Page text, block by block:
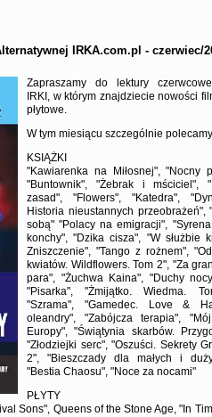
IRKA.com.pl - czerwiec/
Zapraszamy do lektury
IRKI, w którym znajdziecie nowości
płytowe.
W tym miesiącu szczególnie
KSIĄŻKI
"Kawiarenka na Miłosnej", "Nocny
"Buntownik", "Żebrak i mściciel",
zasad", "Flowers", "Katedra",
Historia nieustannych przeobrażeń",
sobą" "Polacy na emigracji",
konchy", "Dzika cisza", "W służbie
Zniszczenie", "Tango z rożnem",
kwiatów. Wildflowers. Tom 2", "Za
para", "Żuchwa Kaina", "Duchy
"Pisarka", "Żmijątko. Wiedma.
"Szrama", "Gamedec. Love &
oleandry", "Zabójcza terapia",
Europy", "Świątynia skarbów.
"Złodziejki serc", "Oszuści. Sekrety
2", "Bieszczady dla małych i
"Bestia Chaosu", "Noce za nocami"
PŁYTY
Sons", Queens of the Stone Age, "In